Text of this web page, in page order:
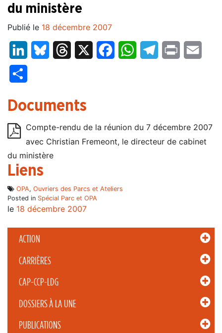
ACTION
CARRIÈRES
CAP-CCP-LDG
DOSSIERS À LA UNE
PUBLICATIONS
du ministère
Publié le 18 décembre 2007
LinkedInBluesky Threads FacebookWhatsAppTelegram
Print
Documents
Compte-rendu de la réunion du 7 décembre 2007
avec Christian Fremeont, le directeur de cabinet
du ministère
Liens
OPA, Ouvriers des Parcs et Ateliers
Posted in Spécial Parc et OPA
le 18 décembre 2007